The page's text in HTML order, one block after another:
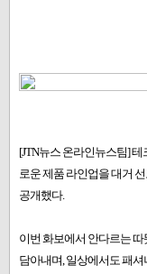
[JTN뉴스 온라인뉴스팀] 테
로운 제품 라인업을 대거
공개했다.
이번 화보에서 안다르는
담아내며, 일상에서도 패